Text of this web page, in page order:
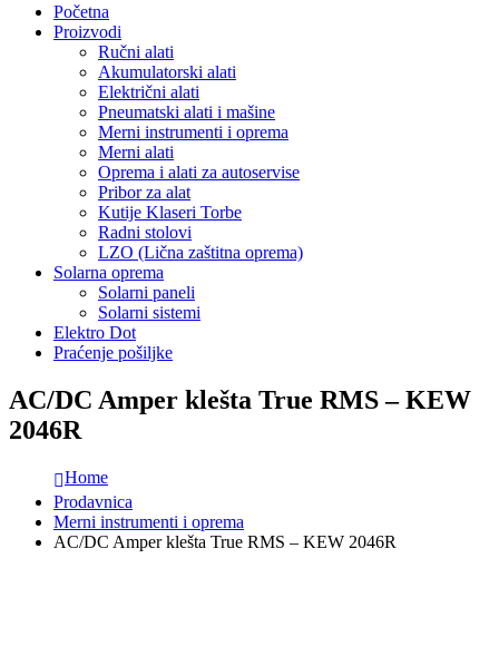
Početna
Proizvodi
Ručni alati
Akumulatorski alati
Električni alati
Pneumatski alati i mašine
Merni instrumenti i oprema
Merni alati
Oprema i alati za autoservise
Pribor za alat
Kutije Klaseri Torbe
Radni stolovi
LZO (Lična zaštitna oprema)
Solarna oprema
Solarni paneli
Solarni sistemi
Elektro Dot
Praćenje pošiljke
AC/DC Amper klešta True RMS – KEW
2046R
Home
Prodavnica
Merni instrumenti i oprema
AC/DC Amper klešta True RMS – KEW 2046R